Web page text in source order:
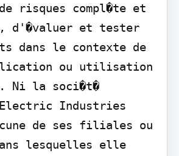
risques compl�te et
d'�valuer et tester
dans le contexte de
ou utilisation
Ni la soci�t�
Electric Industries
de ses filiales ou
lesquelles elle